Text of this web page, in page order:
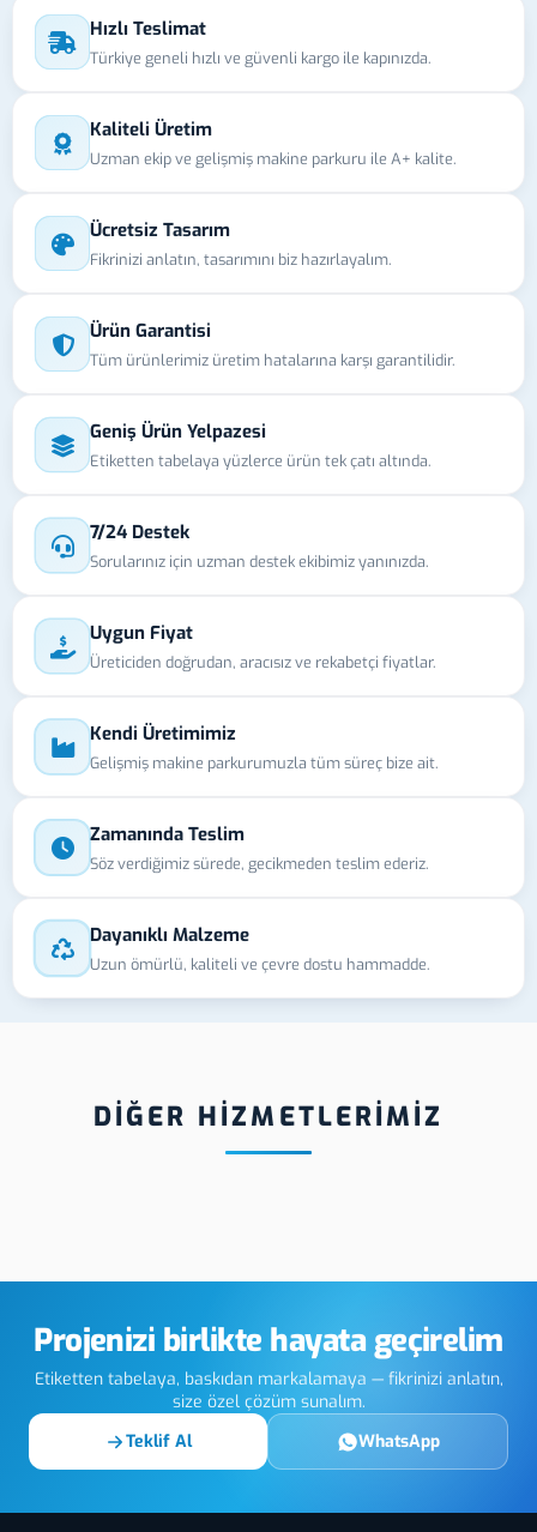
Hızlı Teslimat
Türkiye geneli hızlı ve güvenli kargo ile kapınızda.
Kaliteli Üretim
Uzman ekip ve gelişmiş makine parkuru ile A+ kalite.
Ücretsiz Tasarım
Fikrinizi anlatın, tasarımını biz hazırlayalım.
Ürün Garantisi
Tüm ürünlerimiz üretim hatalarına karşı garantilidir.
Geniş Ürün Yelpazesi
Etiketten tabelaya yüzlerce ürün tek çatı altında.
7/24 Destek
Sorularınız için uzman destek ekibimiz yanınızda.
Uygun Fiyat
Üreticiden doğrudan, aracısız ve rekabetçi fiyatlar.
Kendi Üretimimiz
Gelişmiş makine parkurumuzla tüm süreç bize ait.
Zamanında Teslim
Söz verdiğimiz sürede, gecikmeden teslim ederiz.
Dayanıklı Malzeme
Uzun ömürlü, kaliteli ve çevre dostu hammadde.
DİĞER HİZMETLERİMİZ
Tekstil Baskı
Projenizi birlikte hayata geçirelim
Etiketten tabelaya, baskıdan markalamaya — fikrinizi anlatın,
size özel çözüm sunalım.
Teklif Al
WhatsApp